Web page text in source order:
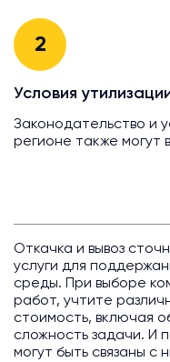
2
Условия
Законодательство и
регионе также могут
Откачка и вывоз
услуги для
среды. При выборе
работ, учтите
стоимость, включая
сложность задачи. И
могут быть связаны с